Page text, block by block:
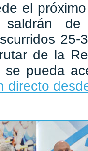
el
saldrán
de la
pueda
directo